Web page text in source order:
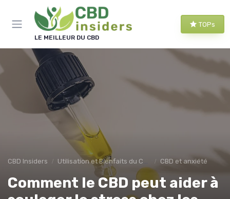
LE MEILLEUR DU CBD
TOPs
CBD Insiders Utilisation et Bienfaits du CBD CBD et anxiété
Comment le CBD peut aider à
Panneau de gestion des cookies